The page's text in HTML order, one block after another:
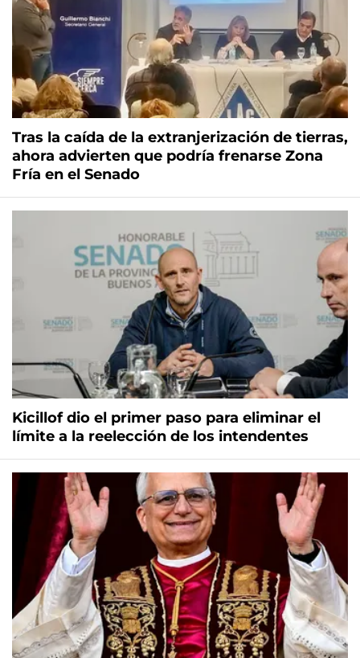
Tras la caída de la extranjerización de tierras,
ahora advierten que podría frenarse Zona
Fría en el Senado
Kicillof dio el primer paso para eliminar el
límite a la reelección de los intendentes